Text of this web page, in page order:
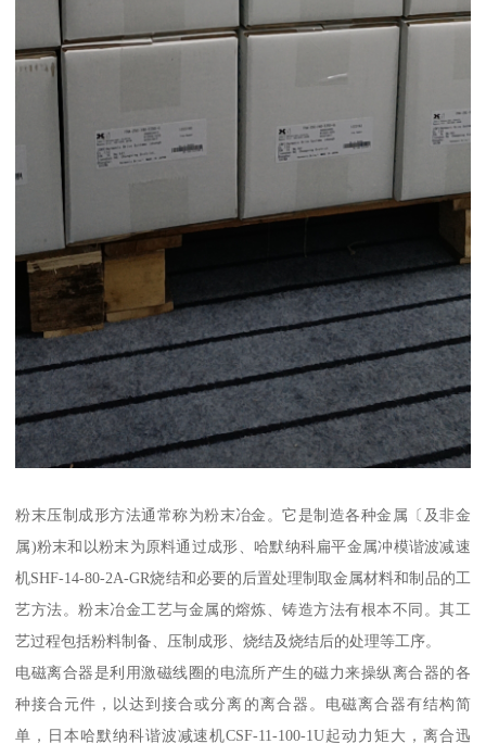
粉末压制成形方法通常称为粉末冶金。它是制造各种金属〔及非金
属)粉末和以粉末为原料通过成形、哈默纳科扁平金属冲模谐波减速
机SHF-14-80-2A-GR烧结和必要的后置处理制取金属材料和制品的工
艺方法。粉末冶金工艺与金属的熔炼、铸造方法有根本不同。其工
艺过程包括粉料制备、压制成形、烧结及烧结后的处理等工序。
电磁离合器是利用激磁线圈的电流所产生的磁力来操纵离合器的各
种接合元件，以达到接合或分离的离合器。电磁离合器有结构简
单，日本哈默纳科谐波减速机CSF-11-100-1U起动力矩大，离合迅